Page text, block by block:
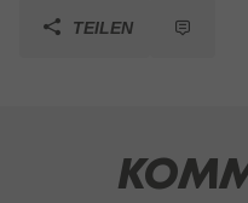
TEILEN